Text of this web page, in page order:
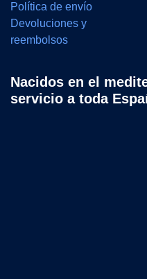
Política de envío
Devoluciones y
reembolsos
Nacidos en el
servicio a toda